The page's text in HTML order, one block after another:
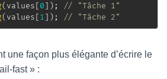
(values[0] ) ;
// "Tâche 1"
(values[1] ) ; // "Tâche 2"
une façon plus élégante d’écrire le
fast » :